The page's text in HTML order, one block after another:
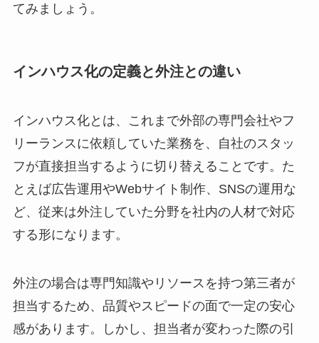
てみましょう。
インハウス化の定義と外注との違い
インハウス化とは、これまで外部の専門会社やフ
リーランスに依頼していた業務を、自社のスタッ
フが直接担当するように切り替えることです。た
とえば広告運用やWebサイト制作、SNSの運用な
ど、従来は外注していた分野を社内の人材で対応
する形になります。
外注の場合は専門知識やリソースを持つ第三者が
担当するため、品質やスピードの面で一定の安心
感があります。しかし、担当者が変わった際の引